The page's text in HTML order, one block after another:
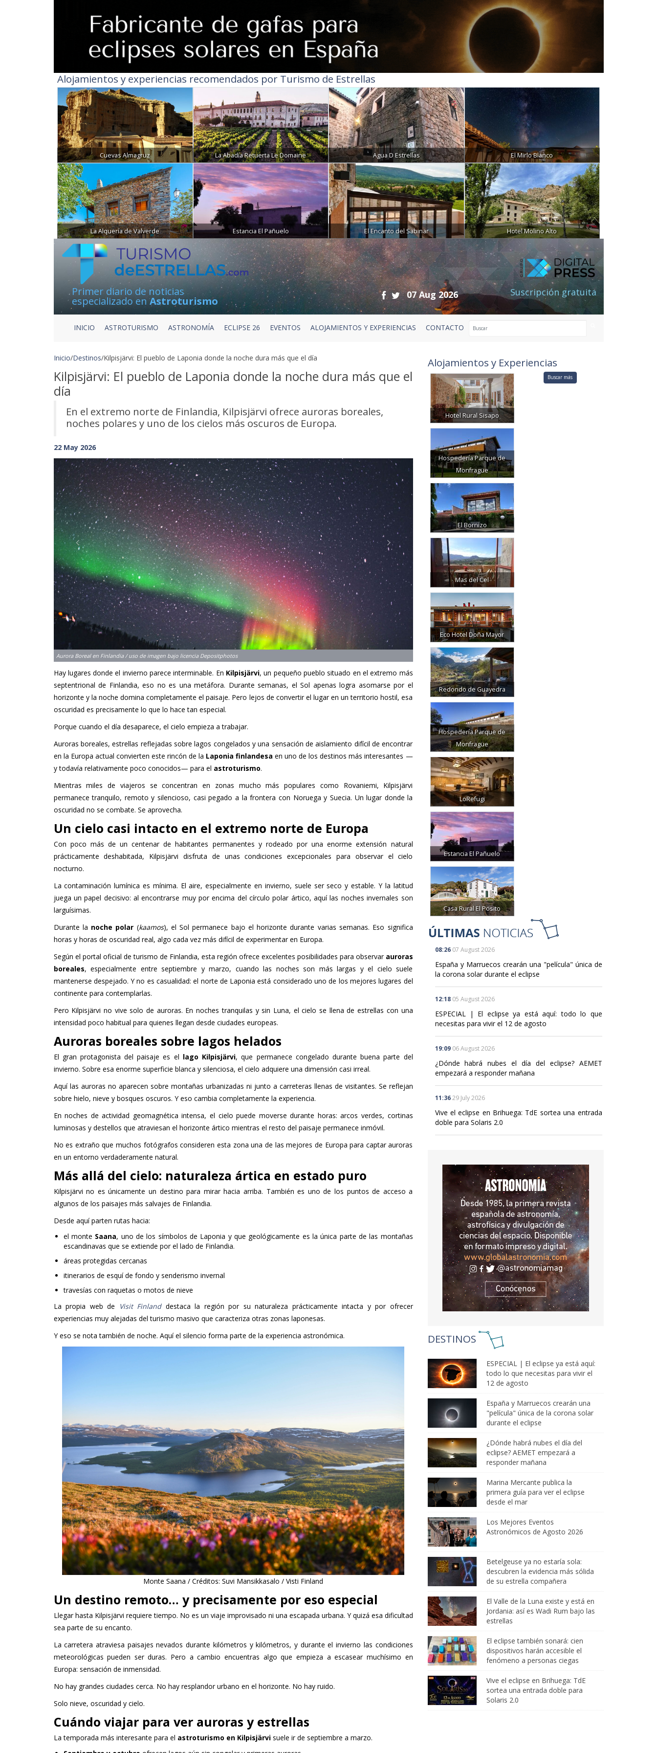
Alojamientos y experiencias recomendados por Turismo de Estrellas
Cuevas Almagruz La Abadía Retuerta Le Domaine Agua D Estrellas El Mirlo Blanco
La Alquería de Valverde Estancia El Pañuelo El Encanto del Sabinar Hotel Molino Alto
Primer diario de noticias
especializado enAstroturismo
07 Aug 2026 Suscripción gratuita
INICIO ASTROTURISMO ASTRONOMÍA ECLIPSE 26 EVENTOS ALOJAMIENTOS Y EXPERIENCIAS CONTACTO
Inicio/Destinos/Kilpisjärvi: El pueblo de Laponia donde la noche dura más que el día
Kilpisjärvi: El pueblo de Laponia donde la noche dura más que el
día
En el extremo norte de Finlandia, Kilpisjärvi ofrece auroras boreales,
noches polares y uno de los cielos más oscuros de Europa.
22 May 2026
Aurora Boreal en Finlandia / uso de imagen bajo licencia Depositphotos
Previous Next
Hay lugares donde el invierno parece interminable. En Kilpisjärvi, un pequeño pueblo situado en el extremo más
septentrional de Finlandia, eso no es una metáfora. Durante semanas, el Sol apenas logra asomarse por el
horizonte y la noche domina completamente el paisaje. Pero lejos de convertir el lugar en un territorio hostil, esa
oscuridad es precisamente lo que lo hace tan especial.
Porque cuando el día desaparece, el cielo empieza a trabajar.
Auroras boreales, estrellas reflejadas sobre lagos congelados y una sensación de aislamiento difícil de encontrar
en la Europa actual convierten este rincón de la Laponia finlandesa en uno de los destinos más interesantes —
y todavía relativamente poco conocidos— para el astroturismo.
Mientras miles de viajeros se concentran en zonas mucho más populares como Rovaniemi, Kilpisjärvi
permanece tranquilo, remoto y silencioso, casi pegado a la frontera con Noruega y Suecia. Un lugar donde la
oscuridad no se combate. Se aprovecha.
Un cielo casi intacto en el extremo norte de Europa
Con poco más de un centenar de habitantes permanentes y rodeado por una enorme extensión natural
prácticamente deshabitada, Kilpisjärvi disfruta de unas condiciones excepcionales para observar el cielo
nocturno.
La contaminación lumínica es mínima. El aire, especialmente en invierno, suele ser seco y estable. Y la latitud
juega un papel decisivo: al encontrarse muy por encima del círculo polar ártico, aquí las noches invernales son
larguísimas.
Durante la noche polar (kaamos), el Sol permanece bajo el horizonte durante varias semanas. Eso significa
horas y horas de oscuridad real, algo cada vez más difícil de experimentar en Europa.
Según el portal oficial de turismo de Finlandia, esta región ofrece excelentes posibilidades para observar auroras
boreales, especialmente entre septiembre y marzo, cuando las noches son más largas y el cielo suele
mantenerse despejado. Y no es casualidad: el norte de Laponia está considerado uno de los mejores lugares del
continente para contemplarlas.
Pero Kilpisjärvi no vive solo de auroras. En noches tranquilas y sin Luna, el cielo se llena de estrellas con una
intensidad poco habitual para quienes llegan desde ciudades europeas.
Auroras boreales sobre lagos helados
El gran protagonista del paisaje es el lago Kilpisjärvi, que permanece congelado durante buena parte del
invierno. Sobre esa enorme superficie blanca y silenciosa, el cielo adquiere una dimensión casi irreal.
Aquí las auroras no aparecen sobre montañas urbanizadas ni junto a carreteras llenas de visitantes. Se reflejan
sobre hielo, nieve y bosques oscuros. Y eso cambia completamente la experiencia.
En noches de actividad geomagnética intensa, el cielo puede moverse durante horas: arcos verdes, cortinas
luminosas y destellos que atraviesan el horizonte ártico mientras el resto del paisaje permanece inmóvil.
No es extraño que muchos fotógrafos consideren esta zona una de las mejores de Europa para captar auroras
en un entorno verdaderamente natural.
Más allá del cielo: naturaleza ártica en estado puro
Kilpisjärvi no es únicamente un destino para mirar hacia arriba. También es uno de los puntos de acceso a
algunos de los paisajes más salvajes de Finlandia.
Desde aquí parten rutas hacia:
el monte Saana, uno de los símbolos de Laponia y que geológicamente es la única parte de las montañas
escandinavas que se extiende por el lado de Finlandia.
áreas protegidas cercanas
itinerarios de esquí de fondo y senderismo invernal
travesías con raquetas o motos de nieve
La propia web de
Visit Finland destaca la región por su naturaleza prácticamente intacta y por ofrecer
experiencias muy alejadas del turismo masivo que caracteriza otras zonas laponesas.
Y eso se nota también de noche. Aquí el silencio forma parte de la experiencia astronómica.
Monte Saana / Créditos: Suvi Mansikkasalo / Visti Finland
Un destino remoto… y precisamente por eso especial
Llegar hasta Kilpisjärvi requiere tiempo. No es un viaje improvisado ni una escapada urbana. Y quizá esa dificultad
sea parte de su encanto.
La carretera atraviesa paisajes nevados durante kilómetros y kilómetros, y durante el invierno las condiciones
meteorológicas pueden ser duras. Pero a cambio encuentras algo que empieza a escasear muchísimo en
Europa: sensación de inmensidad.
No hay grandes ciudades cerca. No hay resplandor urbano en el horizonte. No hay ruido.
Solo nieve, oscuridad y cielo.
Cuándo viajar para ver auroras y estrellas
La temporada más interesante para el astroturismo en Kilpisjärvisuele ir de septiembre a marzo.
Alojamientos y Experiencias
Hotel Rural Sisapo
Hospedería Parque de
Monfragüe
El Bornizo
Mas del Cel
Eco Hotel Doña Mayor
Redondo de Guayedra
Hospedería Parque de
Monfragüe
LoRefugi
Estancia El Pañuelo
Casa Rural El Posito
Buscar más
08:26 07 August 2026
España y Marruecos crearán una "película" única de
la corona solar durante el eclipse
12:18 05 August 2026
ESPECIAL | El eclipse ya está aquí: todo lo que
necesitas para vivir el 12 de agosto
19:09 06 August 2026
¿Dónde habrá nubes el día del eclipse? AEMET
empezará a responder mañana
11:36 29 July 2026
Vive el eclipse en Brihuega: TdE sortea una entrada
doble para Solaris 2.0
DESTINOS
ESPECIAL | El eclipse ya está aquí:
todo lo que necesitas para vivir el
12 de agosto
España y Marruecos crearán una
"película" única de la corona solar
durante el eclipse
¿Dónde habrá nubes el día del
eclipse? AEMET empezará a
responder mañana
Marina Mercante publica la
primera guía para ver el eclipse
desde el mar
Los Mejores Eventos
Astronómicos de Agosto 2026
Betelgeuse ya no estaría sola:
descubren la evidencia más sólida
de su estrella compañera
El Valle de la Luna existe y está en
Jordania: así es Wadi Rum bajo las
estrellas
El eclipse también sonará: cien
dispositivos harán accesible el
fenómeno a personas ciegas
Vive el eclipse en Brihuega: TdE
sortea una entrada doble para
Solaris 2.0